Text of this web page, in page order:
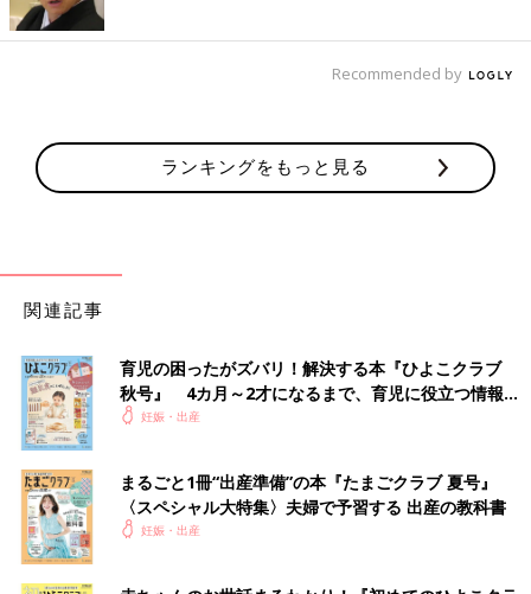
Recommended by
ランキングをもっと見る
関連記事
育児の困ったがズバリ！解決する本『ひよこクラブ
秋号』 4カ月～2才になるまで、育児に役立つ情報が
いっぱい！
妊娠・出産
まるごと1冊“出産準備”の本『たまごクラブ 夏号』
〈スペシャル大特集〉夫婦で予習する 出産の教科書
妊娠・出産